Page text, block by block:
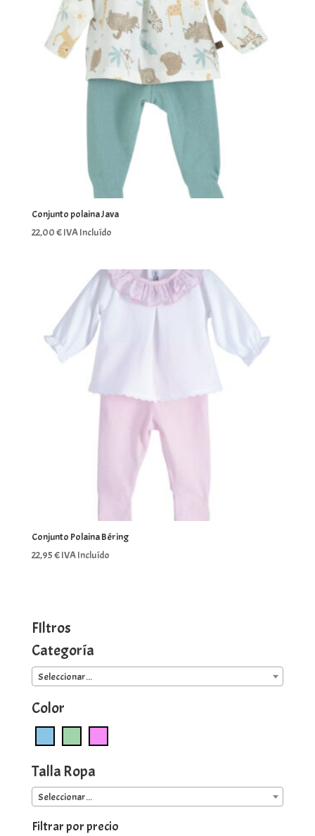
Conjunto polaina Java
22,00€IVA Incluído
Conjunto Polaina Béring
22,95€IVA Incluído
FIltros
Categoría
Seleccionar...
Color
Talla Ropa
Seleccionar...
Filtrar por precio